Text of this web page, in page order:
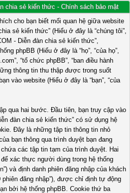
chia sẻ kiến thức - Chính sách bảo mật
cho bạn biết mối quan hệ giữa website
sẻ kiến thức” (Hiểu ở đây là “chúng tôi”,
- Diễn đàn chia sẻ kiến thức”,
phpBB (Hiểu ở đây là “họ”, “của họ”,
“tổ chức phpBB”, “ban điều hành
thông tin thu thập được trong suốt
vào website (Hiểu ở đây là “bạn”, “của
qua hai bước. Đầu tiên, bạn truy cập vào
đàn chia sẻ kiến thức” có sử dụng hệ
Đây là những tập tin thông tin nhỏ
bạn thông qua trình duyệt bạn đang
các tập tin tạm của trình duyệt. Hai
xác thực người dùng trong hệ thống
và định danh phiên đăng nhập của khách
đăng nhập”), được chỉ định tự động
bởi hệ thống phpBB. Cookie thứ ba